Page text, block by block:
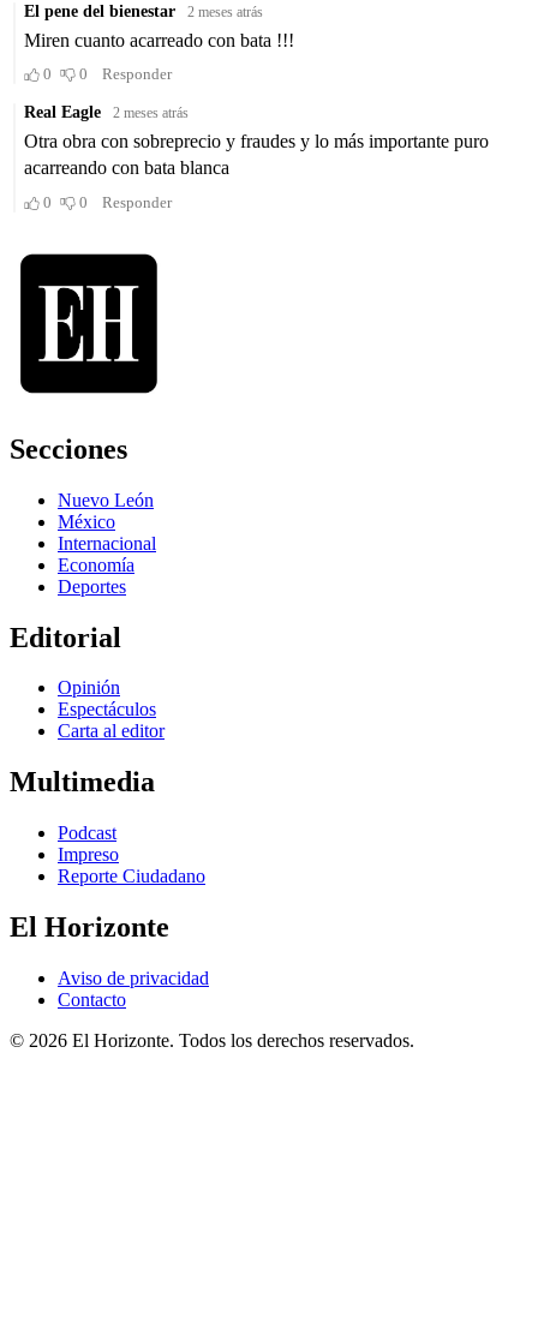
Secciones
Nuevo León
México
Internacional
Economía
Deportes
Editorial
Opinión
Espectáculos
Carta al editor
Multimedia
Podcast
Impreso
Reporte Ciudadano
El Horizonte
Aviso de privacidad
Contacto
© 2026 El Horizonte. Todos los derechos reservados.